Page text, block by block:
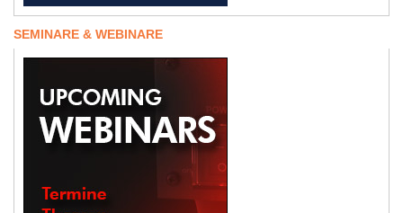
SEMINARE & WEBINARE